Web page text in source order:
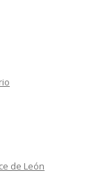
de León